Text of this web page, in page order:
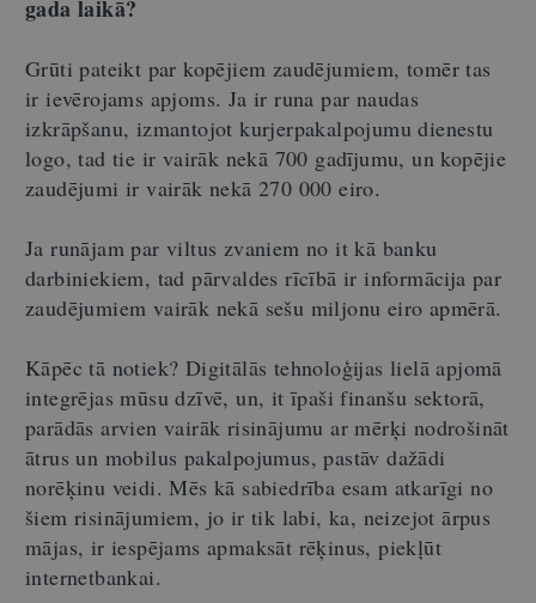
gada laikā?
Grūti pateikt par kopējiem zaudējumiem, tomēr tas
ir ievērojams apjoms. Ja ir runa par naudas
izkrāpšanu, izmantojot kurjerpakalpojumu dienestu
logo, tad tie ir vairāk nekā 700 gadījumu, un kopējie
zaudējumi ir vairāk nekā 270 000 eiro.
Ja runājam par viltus zvaniem no it kā banku
darbiniekiem, tad pārvaldes rīcībā ir informācija par
zaudējumiem vairāk nekā sešu miljonu eiro apmērā.
Kāpēc tā notiek? Digitālās tehnoloģijas lielā apjomā
integrējas mūsu dzīvē, un, it īpaši finanšu sektorā,
parādās arvien vairāk risinājumu ar mērķi nodrošināt
ātrus un mobilus pakalpojumus, pastāv dažādi
norēķinu veidi. Mēs kā sabiedrība esam atkarīgi no
šiem risinājumiem, jo ir tik labi, ka, neizejot ārpus
mājas, ir iespējams apmaksāt rēķinus, piekļūt
internetbankai.